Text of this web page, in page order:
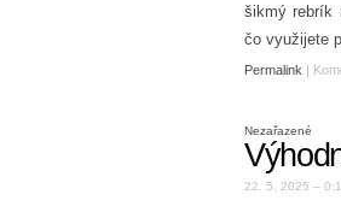
šikmý rebrík
čo využijete
Permalink
Nezařazené
22. 5. 2025 –